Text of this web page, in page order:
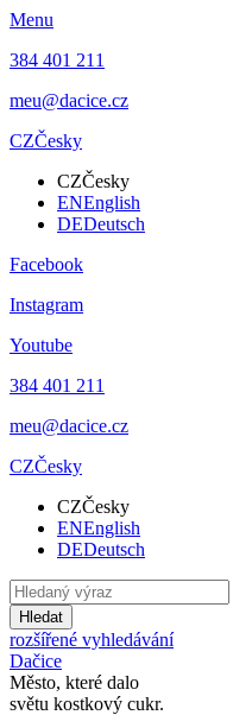
Menu
384 401 211
meu@dacice.cz
CZČesky
CZČesky
ENEnglish
DEDeutsch
Facebook
Instagram
Youtube
384 401 211
meu@dacice.cz
CZČesky
CZČesky
ENEnglish
DEDeutsch
Hledat
rozšířené vyhledávání
Dačice
Město, které dalo
světu kostkový cukr.